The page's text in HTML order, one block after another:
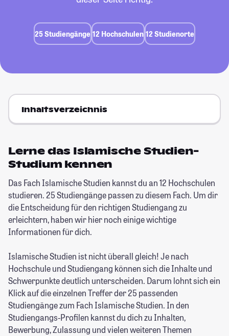
25 Studiengänge 12 Hochschulen 12 Studienorte
Inhaltsverzeichnis
Lerne das Islamische Studien-
Studium kennen
Das Fach Islamische Studien kannst du an 12 Hochschulen
studieren. 25 Studiengänge passen zu diesem Fach. Um dir
die Entscheidung für den richtigen Studiengang zu
erleichtern, haben wir hier noch einige wichtige
Informationen für dich.
Islamische Studien ist nicht überall gleich! Je nach
Hochschule und Studiengang können sich die Inhalte und
Schwerpunkte deutlich unterscheiden. Darum lohnt sich ein
Klick auf die einzelnen Treffer der 25 passenden
Studiengänge zum Fach Islamische Studien. In den
Studiengangs-Profilen kannst du dich zu Inhalten,
Bewerbung, Zulassung und vielen weiteren Themen